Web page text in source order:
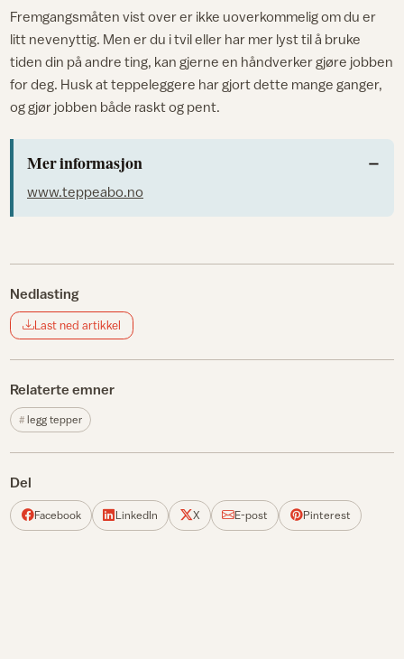
Fremgangsmåten vist over er ikke uoverkommelig om du er
litt nevenyttig. Men er du i tvil eller har mer lyst til å bruke
tiden din på andre ting, kan gjerne en håndverker gjøre jobben
for deg. Husk at teppeleggere har gjort dette mange ganger,
og gjør jobben både raskt og pent.
Mer informasjon
www.teppeabo.no
Nedlasting
Last ned artikkel
Relaterte emner
legg tepper
Del
Facebook LinkedIn X E-post Pinterest